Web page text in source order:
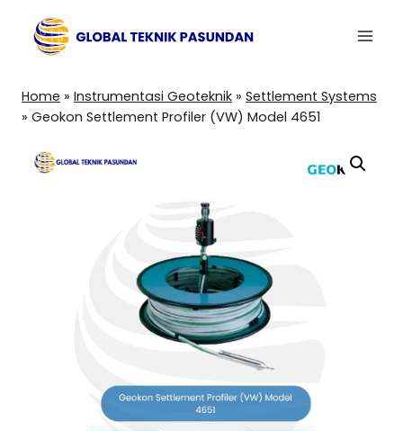
content
Home » Instrumentasi Geoteknik » Settlement Systems
» Geokon Settlement Profiler (VW) Model 4651